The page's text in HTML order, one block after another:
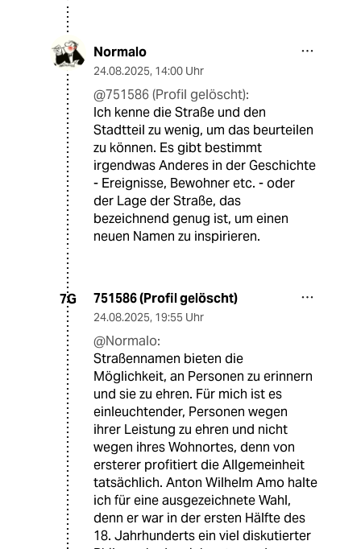
Normalo
24.08.2025, 14:00 Uhr
@751586 (Profil gelöscht):
Ich kenne die Straße und den
Stadtteil zu wenig, um das beurteilen
zu können. Es gibt bestimmt
irgendwas Anderes in der Geschichte
- Ereignisse, Bewohner etc. - oder
der Lage der Straße, das
bezeichnend genug ist, um einen
neuen Namen zu inspirieren.
7G 751586 (Profil gelöscht)
24.08.2025, 19:55 Uhr
@Normalo:
Straßennamen bieten die
Möglichkeit, an Personen zu erinnern
und sie zu ehren. Für mich ist es
einleuchtender, Personen wegen
ihrer Leistung zu ehren und nicht
wegen ihres Wohnortes, denn von
ersterer profitiert die Allgemeinheit
tatsächlich. Anton Wilhelm Amo halte
ich für eine ausgezeichnete Wahl,
denn er war in der ersten Hälfte des
18. Jahrhunderts ein viel diskutierter